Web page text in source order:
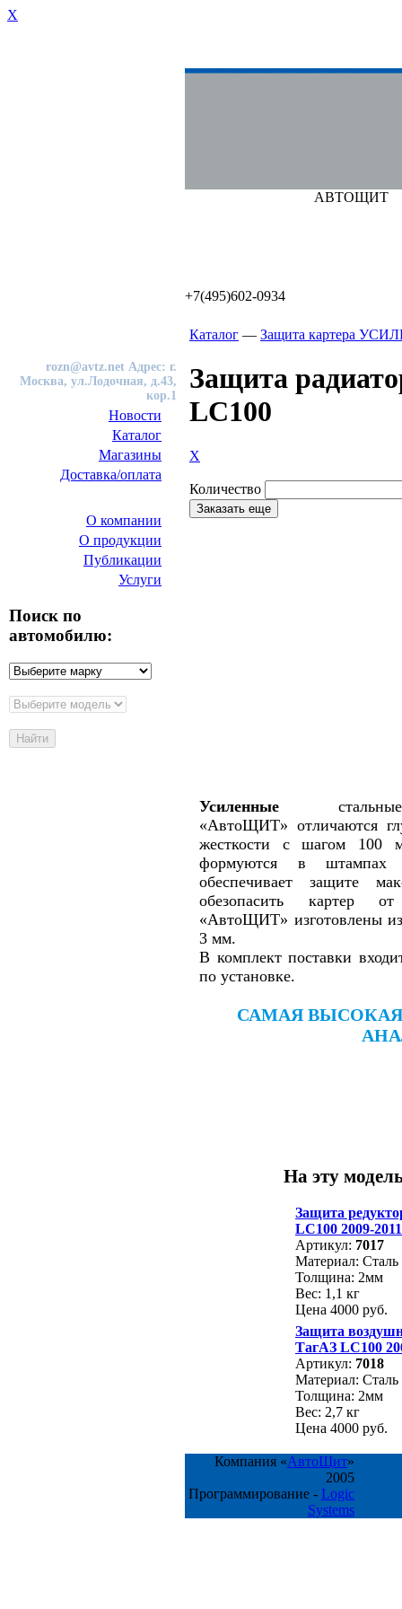
X
АВТОЩИТ
+7(495)602-0934
rozn@avtz.net Адрес: г.
Москва, ул.Лодочная, д.43,
кор.1
Новости
Каталог
Магазины
Доставка/оплата
О компании
О продукции
Публикации
Услуги
Поиск по
автомобилю:
Каталог — Защита картера
Защита
LС100
X
Количество
Заказать еще
Усиленные
«АвтоЩИТ» отличаются
жесткости с шагом 100
формуются в
обеспечивает защите
обезопасить картер
«АвтоЩИТ» изготовлены
3 мм.
В комплект поставки
по установке.
САМАЯ
На эту
Защита
LС100 2009-2011
Артикул: 7017
Материал: Сталь
Толщина: 2мм
Вес: 1,1 кг
Цена 4000 руб.
Защита
ТагАЗ LС100
Артикул: 7018
Материал: Сталь
Толщина: 2мм
Вес: 2,7 кг
Цена 4000 руб.
Компания «АвтоЩит»
2005
Программирование - Logic
Systems